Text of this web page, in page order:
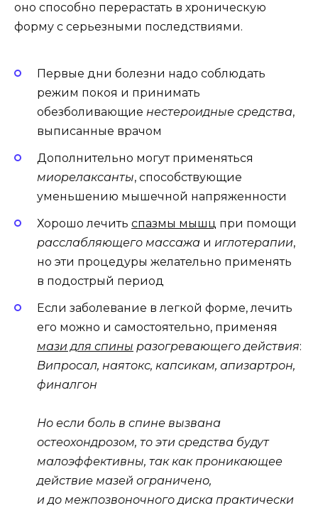
оно способно перерастать в хроническую
форму с серьезными последствиями.
Первые дни болезни надо соблюдать
режим покоя и принимать
обезболивающие нестероидные средства,
выписанные врачом
Дополнительно могут применяться
миорелаксанты, способствующие
уменьшению мышечной напряженности
Хорошо лечить спазмы мышц при помощи
расслабляющего массажа и иглотерапии,
но эти процедуры желательно применять
в подострый период
Если заболевание в легкой форме, лечить
его можно и самостоятельно, применяя
мази для спины разогревающего действия:
Випросал, наятокс, капсикам, апизартрон,
финалгон
Но если боль в спине вызвана
остеохондрозом, то эти средства будут
малоэффективны, так как проникающее
действие мазей ограничено,
и до межпозвоночного диска практически